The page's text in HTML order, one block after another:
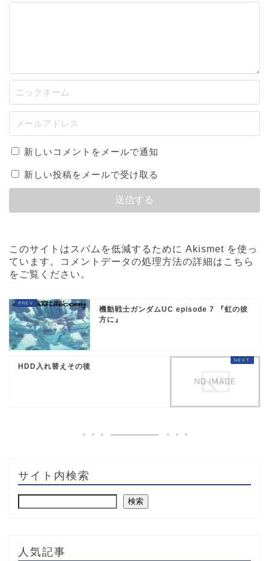
新しいコメントをメールで通知
新しい投稿をメールで受け取る
このサイトはスパムを低減するために Akismet を使っ
ています。
コメントデータの処理方法の詳細はこちら
をご覧ください 。
機動戦士ガンダムUC episode 7 『虹の彼
方に』
HDD入れ替えその後
サイト内検索
検索
人気記事